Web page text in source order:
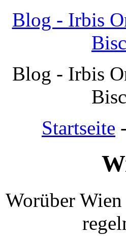
Blog - Irbis
Blog - Irbis
Startseite -
Worüber